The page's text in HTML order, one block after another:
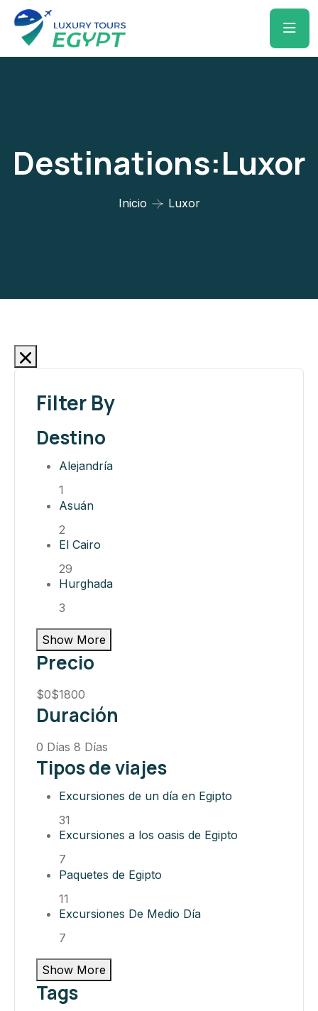
Destinations:Luxor
Inicio Luxor
Filter By
Destino
Alejandría
1
Asuán
2
El Cairo
29
Hurghada
3
Show More
Precio
$0$1800
Duración
0 Días 8 Días
Tipos de viajes
Excursiones de un día en Egipto
31
Excursiones a los oasis de Egipto
7
Paquetes de Egipto
11
Excursiones De Medio Día
7
Show More
Tags